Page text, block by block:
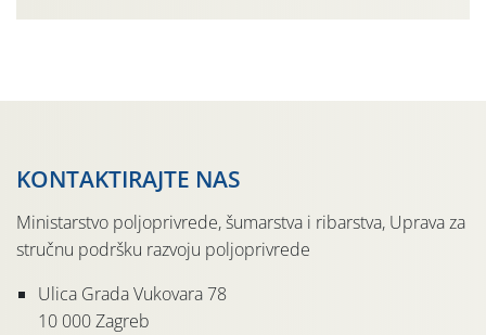
KONTAKTIRAJTE NAS
Ministarstvo poljoprivrede, šumarstva i ribarstva, Uprava za
stručnu podršku razvoju poljoprivrede
Ulica Grada Vukovara 78
10 000 Zagreb